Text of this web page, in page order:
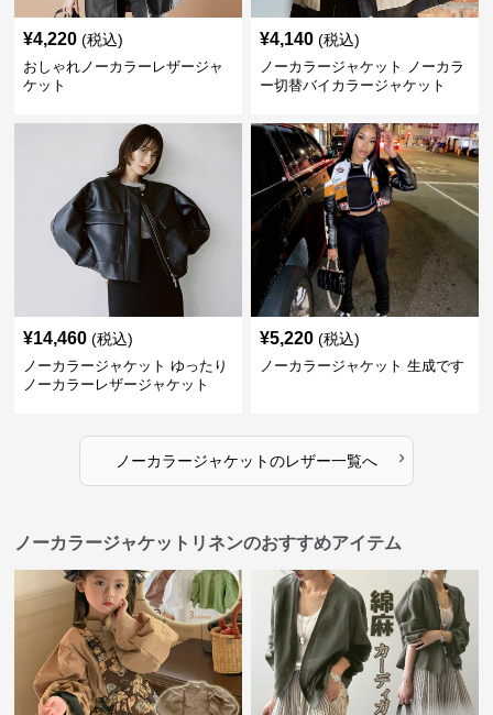
¥4,220 (税込)
おしゃれノーカラーレザージャ
ケット
¥4,140 (税込)
ノーカラージャケット ノーカラ
ー切替バイカラージャケット
¥14,460 (税込)
ノーカラージャケット ゆったり
ノーカラーレザージャケット
¥5,220 (税込)
ノーカラージャケット 生成です
ノーカラージャケットのレザー一覧へ ›
ノーカラージャケットリネンのおすすめアイテム